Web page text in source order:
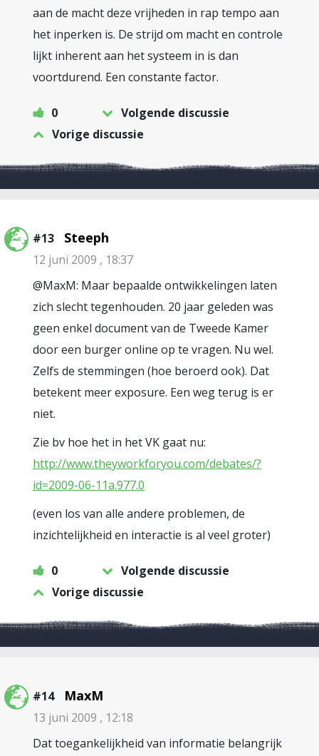
aan de macht deze vrijheden in rap tempo aan
het inperken is. De strijd om macht en controle
lijkt inherent aan het systeem in is dan
voortdurend. Een constante factor.
0
Volgende discussie
Vorige discussie
#13 Steeph
12 juni 2009 , 18:37
@MaxM: Maar bepaalde ontwikkelingen laten
zich slecht tegenhouden. 20 jaar geleden was
geen enkel document van de Tweede Kamer
door een burger online op te vragen. Nu wel.
Zelfs de stemmingen (hoe beroerd ook). Dat
betekent meer exposure. Een weg terug is er
niet.
Zie bv hoe het in het VK gaat nu:
http://www.theyworkforyou.com/debates/?
id=2009-06-11a.977.0
(even los van alle andere problemen, de
inzichtelijkheid en interactie is al veel groter)
0
Volgende discussie
Vorige discussie
#14 MaxM
13 juni 2009 , 12:18
Dat toegankelijkheid van informatie belangrijk